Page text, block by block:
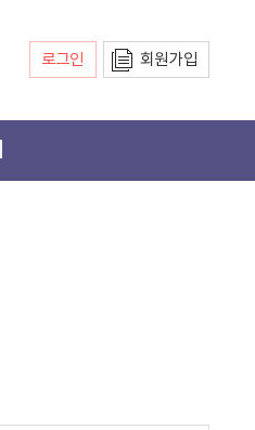
로그인 회원가입